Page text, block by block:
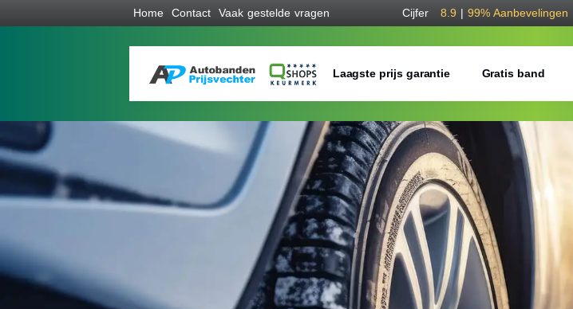
Home Contact Vaak gestelde vragen Cijfer 8.9 | 99% Aanbevelingen
Laagste prijs garantie Gratis band